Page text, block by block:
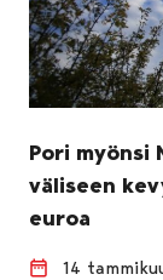
Pori myönsi
väliseen
euroa
14